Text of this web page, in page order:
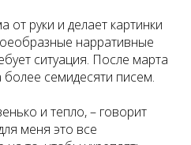
руки и делает картинки
нарративные
ситуация. После марта
семидесяти писем.
и тепло, – говорит
меня это все